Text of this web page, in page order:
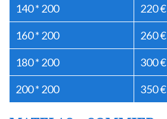
140 * 200 220 €
160 * 200 260 €
180 * 200 300 €
200 * 200 350 €